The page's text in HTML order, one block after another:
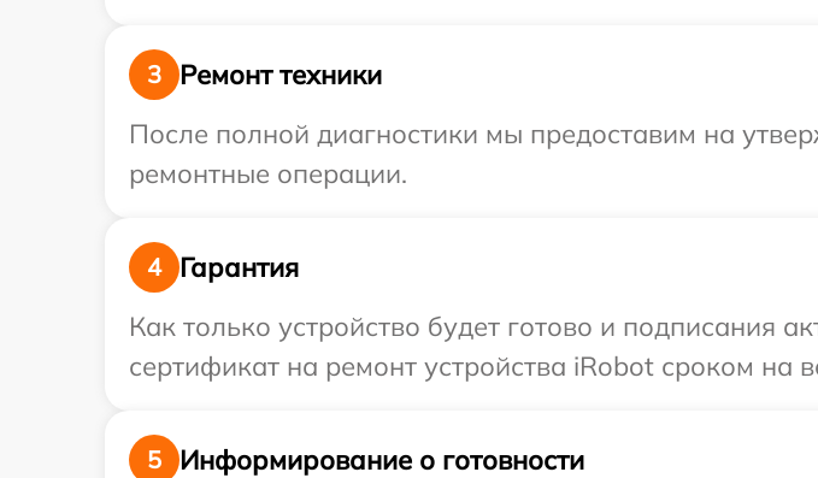
3
Ремонт техники
После полной диагностики мы предоставим на
ремонтные операции.
4
Гарантия
Как только устройство будет готово и
сертификат на ремонт устройства iRobot сроком на
5
Информирование о готовности